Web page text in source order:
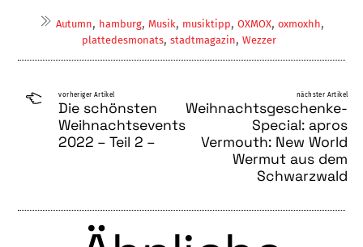
Autumn, hamburg, Musik, musiktipp, OXMOX, oxmoxhh,
plattedesmonats, stadtmagazin, Wezzer
vorheriger Artikel
Die schönsten
Weihnachtsevents
2022 – Teil 2 –
nächster Artikel
Weihnachtsgeschenke-
Special: apros
Vermouth: New World
Wermut aus dem
Schwarzwald